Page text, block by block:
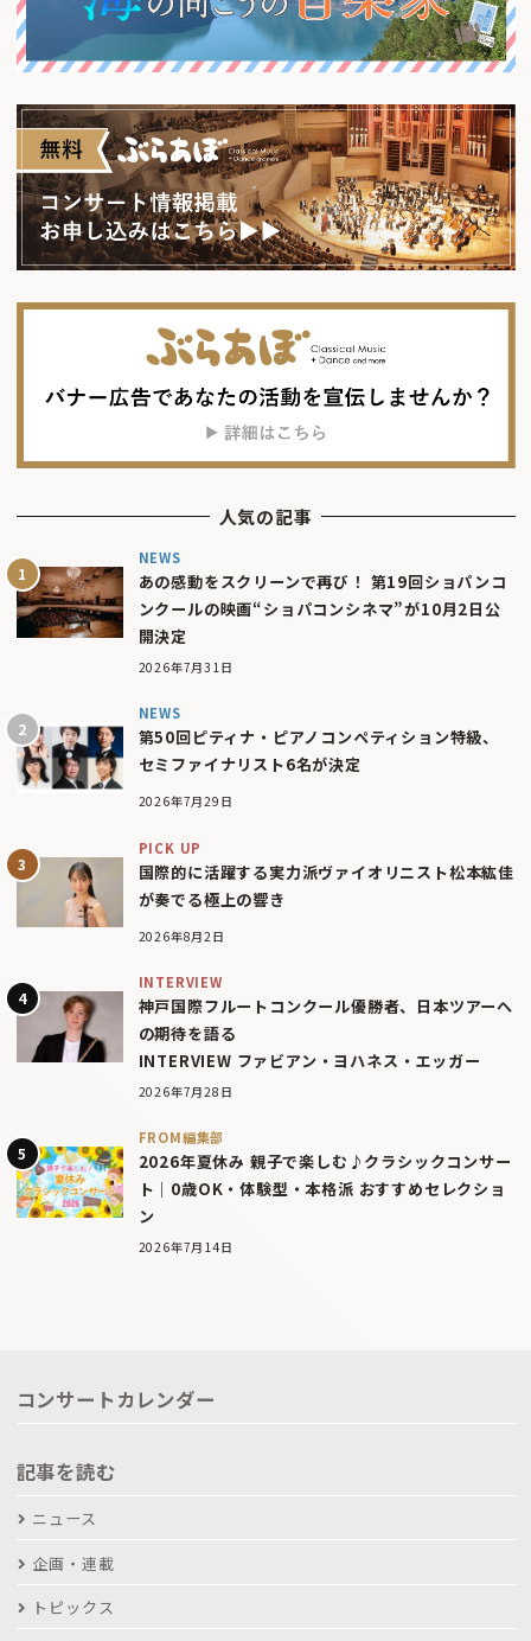
人気の記事
NEWS
あの感動をスクリーンで再び！ 第19回ショパンコ
ンクールの映画“ショパコンシネマ”が10月2日公
開決定
2026年7月31日
NEWS
第50回ピティナ・ピアノコンペティション特級、
セミファイナリスト6名が決定
2026年7月29日
PICK UP
国際的に活躍する実力派ヴァイオリニスト松本紘佳
が奏でる極上の響き
2026年8月2日
INTERVIEW
神戸国際フルートコンクール優勝者、日本ツアーへ
の期待を語る
INTERVIEW ファビアン・ヨハネス・エッガー
2026年7月28日
FROM編集部
2026年夏休み 親子で楽しむ♪クラシックコンサー
ト｜0歳OK・体験型・本格派 おすすめセレクショ
ン
2026年7月14日
コンサートカレンダー
記事を読む
ニュース
企画・連載
トピックス